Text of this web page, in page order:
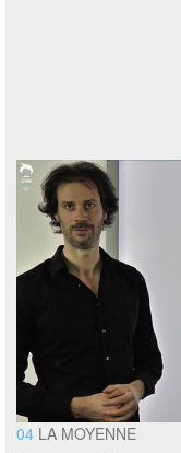
04 LA MOYENNE